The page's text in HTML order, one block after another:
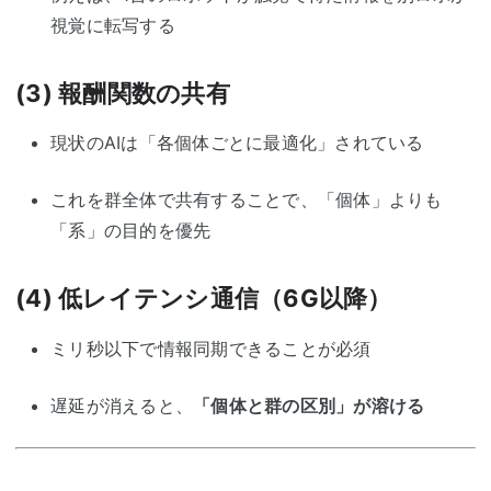
視覚に転写する
(3) 報酬関数の共有
現状のAIは「各個体ごとに最適化」されている
これを群全体で共有することで、「個体」よりも
「系」の目的を優先
(4) 低レイテンシ通信（6G以降）
ミリ秒以下で情報同期できることが必須
遅延が消えると、 「個体と群の区別」が溶ける